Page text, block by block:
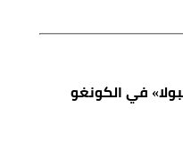
في الكونغو